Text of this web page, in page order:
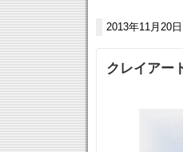
2013年11月20
クレイアー